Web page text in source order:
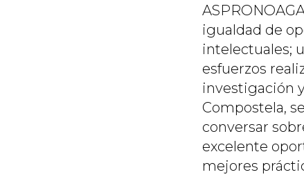
igualdad de
intelectuales;
esfuerzos
investigación
Compostela,
conversar
excelente
mejores